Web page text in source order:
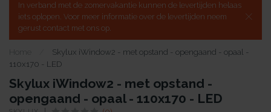
In verband met de zomervakantie kunnen de levertijden helaas
iets oplopen. Voor meer informatie over de levertijden neem
gerust contact met ons op.
Home
Skylux iWindow2 - met opstand - opengaand - opaal -
110x170 - LED
Skylux iWindow2 - met opstand -
opengaand - opaal - 110x170 - LED